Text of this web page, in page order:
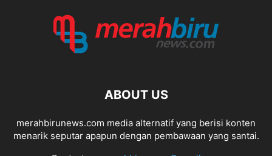
ABOUT US
merahbirunews.com media alternatif yang berisi konten
menarik seputar apapun dengan pembawaan yang santai.